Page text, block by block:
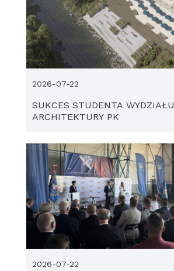
SUKCES STUDENTA WYDZIAŁU
ARCHITEKTURY PK
2026-07-22
2026-07-22